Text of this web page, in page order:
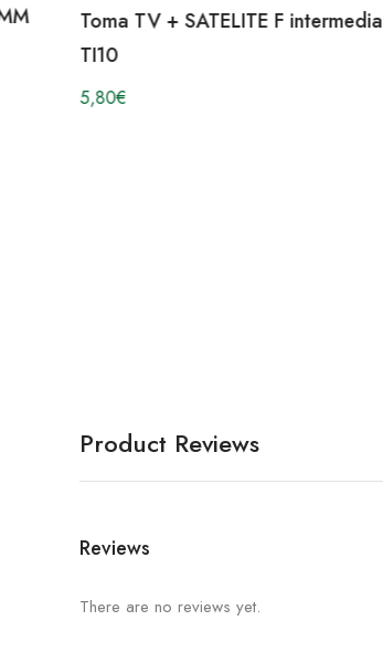
Toma TV + SATELITE F intermedia
TI10
5,80€
Product Reviews
Reviews
There are no reviews yet.